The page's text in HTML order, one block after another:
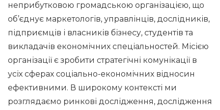
неприбутковою громадською організацією, що
об’єднує маркетологів, управлінців, дослідників,
підприємців і власників бізнесу, студентів та
викладачів економічних спеціальностей. Місією
організації є зробити стратегічні комунікації в
усіх сферах соціально-економічних відносин
ефективними. В широкому контексті ми
розглядаємо ринкові дослідження, дослідження